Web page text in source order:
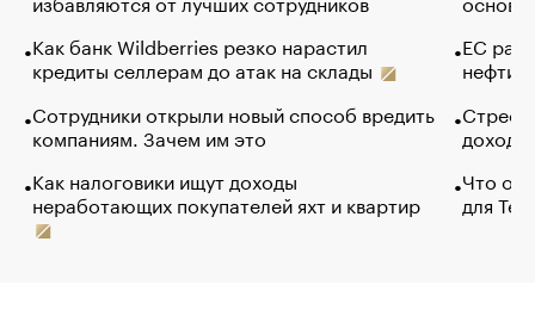
Как банк Wildberries резко нарастил
кредиты селлерам до атак на склады
Сотрудники открыли новый способ вредить
компаниям. Зачем им это
Как налоговики ищут доходы
неработающих покупателей яхт и квартир
ЕС
нефти
Что
для